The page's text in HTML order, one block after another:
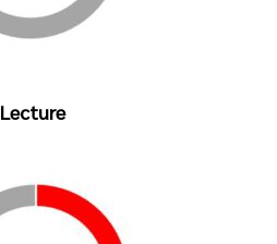
Lecture